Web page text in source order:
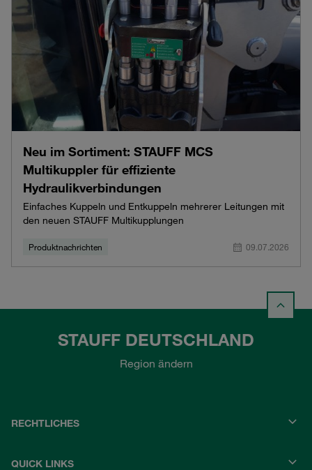
Neu im Sortiment: STAUFF MCS
Multikuppler für effiziente
Hydraulikverbindungen
Einfaches Kuppeln und Entkuppeln mehrerer Leitungen mit
den neuen STAUFF Multikupplungen
Produktnachrichten 09.07.2026
STAUFF DEUTSCHLAND
Region ändern
RECHTLICHES
QUICK LINKS